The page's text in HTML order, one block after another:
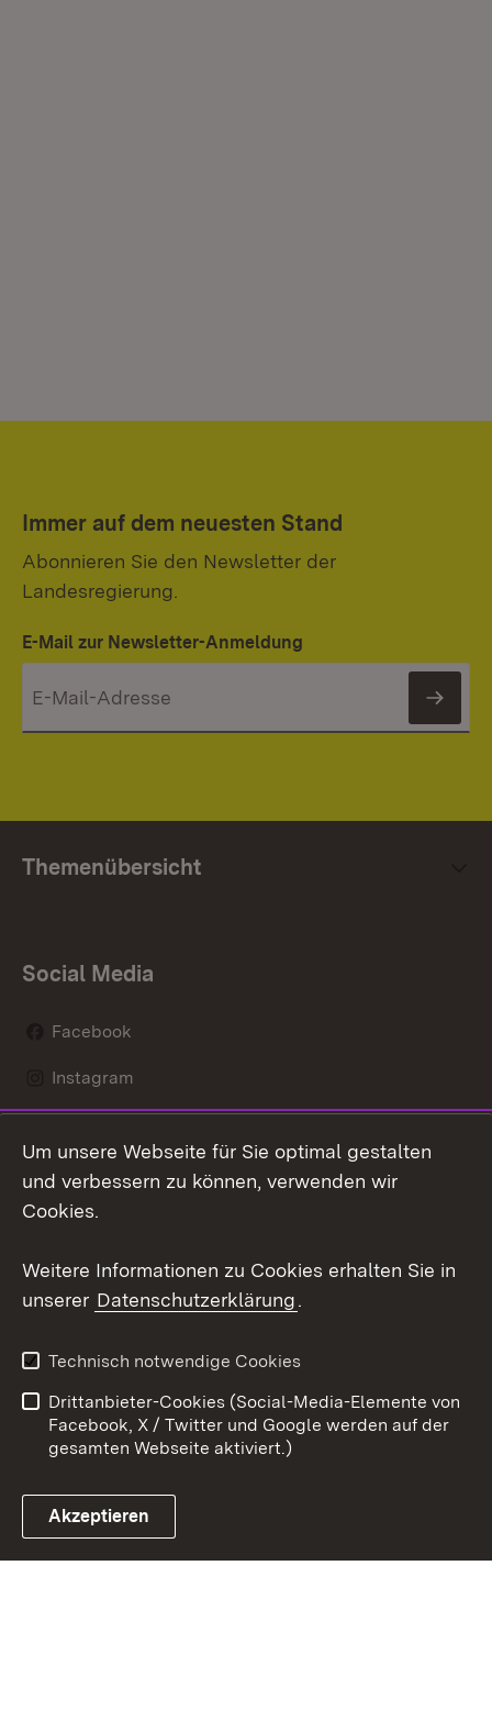
Immer auf dem neuesten Stand
Abonnieren Sie den Newsletter der
Landesregierung.
E-Mail zur Newsletter-Anmeldung
Themenübersicht
Social Media
Facebook
Instagram
Mastodon
Youtube
Link zum Landesportal
Kontakt
Datenschutz
Barrierefreiheit
Impressum Cookies
Um unsere Webseite für Sie optimal gestalten
und verbessern zu können, verwenden wir
Cookies.
Weitere Informationen zu Cookies erhalten Sie in
unserer Datenschutzerklärung.
Technisch notwendige Cookies
Drittanbieter-Cookies (Social-Media-Elemente von
Facebook, X / Twitter und Google werden auf der
gesamten Webseite aktiviert.)
Akzeptieren